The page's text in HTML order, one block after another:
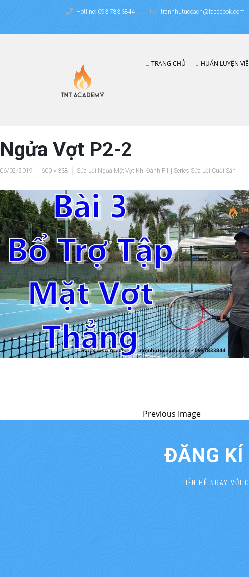
Hotline: 093 783 3844 trannhutucoach@facebook.com
TRANG CHỦ HUẤN LUYỆN
Ngửa Vợt P2-2
06/02/2019 600 × 338 Sửa Lỗi Ngửa Mặt Vợt Khi Đánh P.1 | Series Sửa Lỗi Cuối Sân
Previous Image
ĐĂNG KÍ
LIÊN HỆ NGAY VỚI